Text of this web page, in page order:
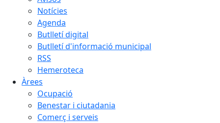
Notícies
Agenda
Butlletí digital
Butlletí d'informació municipal
RSS
Hemeroteca
Àrees
Ocupació
Benestar i ciutadania
Comerç i serveis